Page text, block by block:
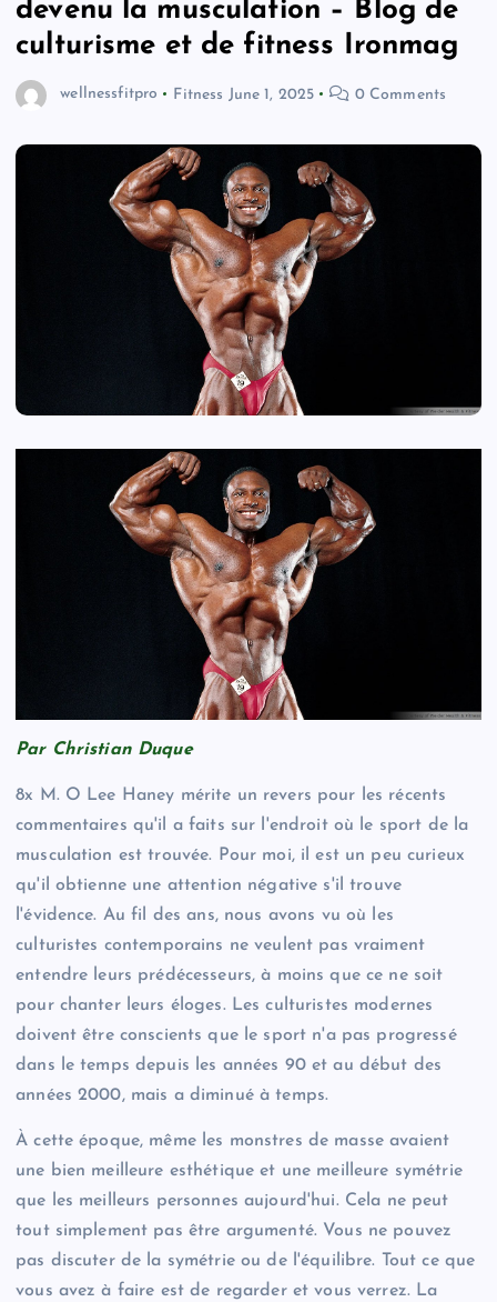
devenu la musculation – Blog de
culturisme et de fitness Ironmag
wellnessfitpro Fitness June 1, 2025 0 Comments
Par Christian Duque
8x M. O Lee Haney mérite un revers pour les récents
commentaires qu'il a faits sur l'endroit où le sport de la
musculation est trouvée. Pour moi, il est un peu curieux
qu'il obtienne une attention négative s'il trouve
l'évidence. Au fil des ans, nous avons vu où les
culturistes contemporains ne veulent pas vraiment
entendre leurs prédécesseurs, à moins que ce ne soit
pour chanter leurs éloges. Les culturistes modernes
doivent être conscients que le sport n'a pas progressé
dans le temps depuis les années 90 et au début des
années 2000, mais a diminué à temps.
À cette époque, même les monstres de masse avaient
une bien meilleure esthétique et une meilleure symétrie
que les meilleurs personnes aujourd'hui. Cela ne peut
tout simplement pas être argumenté. Vous ne pouvez
pas discuter de la symétrie ou de l'équilibre. Tout ce que
vous avez à faire est de regarder et vous verrez. La